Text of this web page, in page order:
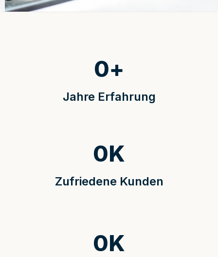
Jahre Erfahrung
0+
Zufriedene Kunden
0K
0K